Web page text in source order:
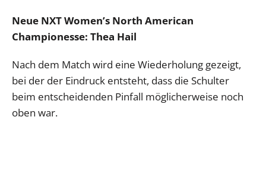
Neue NXT Women’s North American
Championesse: Thea Hail
Nach dem Match wird eine Wiederholung gezeigt,
bei der der Eindruck entsteht, dass die Schulter
beim entscheidenden Pinfall möglicherweise noch
oben war.